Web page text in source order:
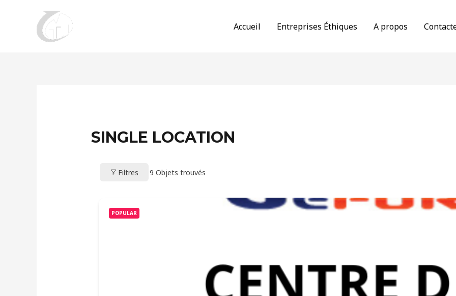
Accueil Entreprises Éthiques A propos
SINGLE LOCATION
Filtres 9 Objets trouvés
POPULAR